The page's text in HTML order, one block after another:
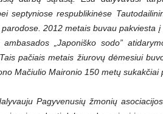
septyniose respublikinėse
2012 metais buvau pakviesta
ambasados „Japoniško sodo”
pačiais metais žiurovų dėmesiui
Mačiulio Maironio 150 metų sukakčiai
Pagyvenusių žmonių